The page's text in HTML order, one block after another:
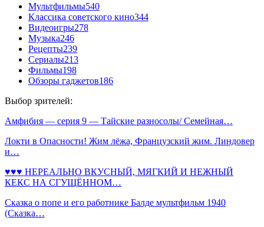
Мультфильмы540
Классика советского кино344
Видеоигры278
Музыка246
Рецепты239
Сериалы213
Фильмы198
Обзоры гаджетов186
Выбор зрителей:
Амфибия — серия 9 — Тайские разносолы/ Семейная…
Локти в Опасности! Жим лёжа, Французский жим. Линдовер
и…
♥♥♥ НЕРЕАЛЬНО ВКУСНЫЙ, МЯГКИЙ И НЕЖНЫЙ
КЕКС НА СГУЩЁННОМ…
Сказка о попе и его работнике Балде мультфильм 1940
(Сказка…